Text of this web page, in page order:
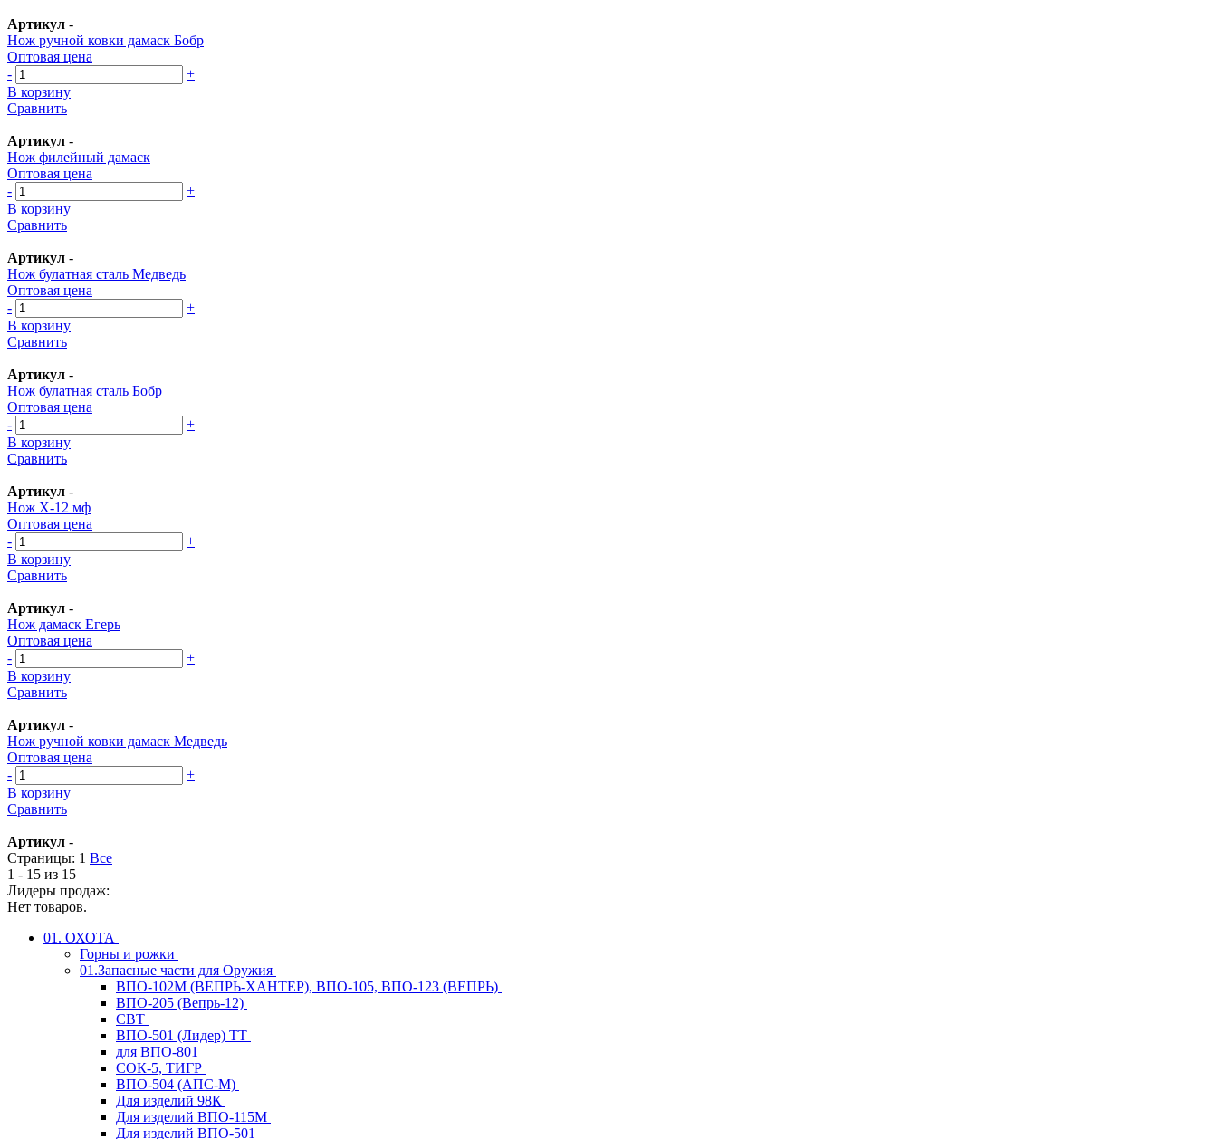
Артикул -
Нож ручной ковки дамаск Бобр
Оптовая цена
-
+
В корзину
Сравнить
Артикул -
Нож филейный дамаск
Оптовая цена
-
+
В корзину
Сравнить
Артикул -
Нож булатная сталь Медведь
Оптовая цена
-
+
В корзину
Сравнить
Артикул -
Нож булатная сталь Бобр
Оптовая цена
-
+
В корзину
Сравнить
Артикул -
Нож Х-12 мф
Оптовая цена
-
+
В корзину
Сравнить
Артикул -
Нож дамаск Егерь
Оптовая цена
-
+
В корзину
Сравнить
Артикул -
Нож ручной ковки дамаск Медведь
Оптовая цена
-
+
В корзину
Сравнить
Артикул -
Страницы: 1 Все
1 - 15 из 15
Лидеры продаж:
Нет товаров.
01. ОХОТА
Горны и рожки
01.Запасные части для Оружия
ВПО-102М (ВЕПРЬ-ХАНТЕР), ВПО-105, ВПО-123 (ВЕПРЬ)
ВПО-205 (Вепрь-12)
СВТ
ВПО-501 (Лидер) ТТ
для ВПО-801
СОК-5, ТИГР
ВПО-504 (АПС-М)
Для изделий 98К
Для изделий ВПО-115М
Для изделий ВПО-501